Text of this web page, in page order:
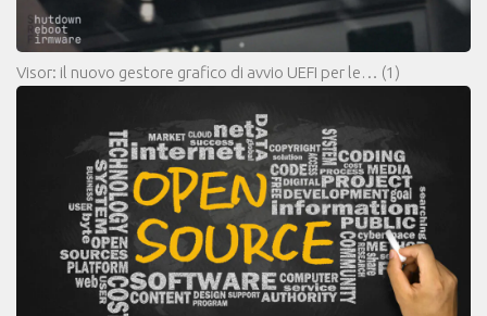
Visor: il nuovo gestore grafico di avvio UEFI per le… (1)